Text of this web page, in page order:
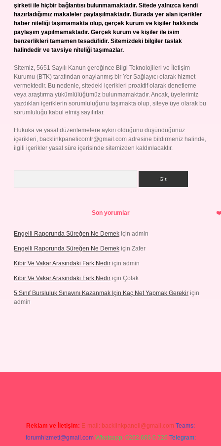
şirketi ile hiçbir bağlantısı bulunmamaktadır. Sitede yalnızca kendi
hazırladığımız makaleler paylaşılmaktadır. Burada yer alan içerikler
haber niteliği taşımamakta olup, gerçek kurum ve kişiler hakkında
paylaşım yapılmamaktadır. Gerçek kurum ve kişiler ile isim
benzerlikleri tamamen tesadüfidir. Sitemizdeki bilgiler taslak
halindedir ve tavsiye niteliği taşımazlar.
Sitemiz, 5651 Sayılı Kanun gereğince Bilgi Teknolojileri ve İletişim
Kurumu (BTK) tarafından onaylanmış bir Yer Sağlayıcı olarak hizmet
vermektedir. Bu nedenle, sitedeki içerikleri proaktif olarak denetleme
veya araştırma yükümlülüğümüz bulunmamaktadır. Ancak, üyelerimiz
yazdıkları içeriklerin sorumluluğunu taşımakta olup, siteye üye olarak bu
sorumluluğu kabul etmiş sayılırlar.
Hukuka ve yasal düzenlemelere aykırı olduğunu düşündüğünüz
içerikleri, backlinkpanelicomtr@gmail.com adresine bildirmeniz halinde,
ilgili içerikler yasal süre içerisinde sitemizden kaldırılacaktır.
Son yorumlar
Engelli Raporunda Süreğen Ne Demek için admin
Engelli Raporunda Süreğen Ne Demek için Zafer
Kibir Ve Vakar Arasındaki Fark Nedir için admin
Kibir Ve Vakar Arasındaki Fark Nedir için Çolak
5 Sınıf Bursluluk Sınavını Kazanmak Için Kaç Net Yapmak Gerekir için
admin
Reklam ve İletişim: E-mail: backlinkpaneli@gmail.com Teams:
forumhizmeti@gmail.com Whatsapp: 0262 606 0 726 Telegram: